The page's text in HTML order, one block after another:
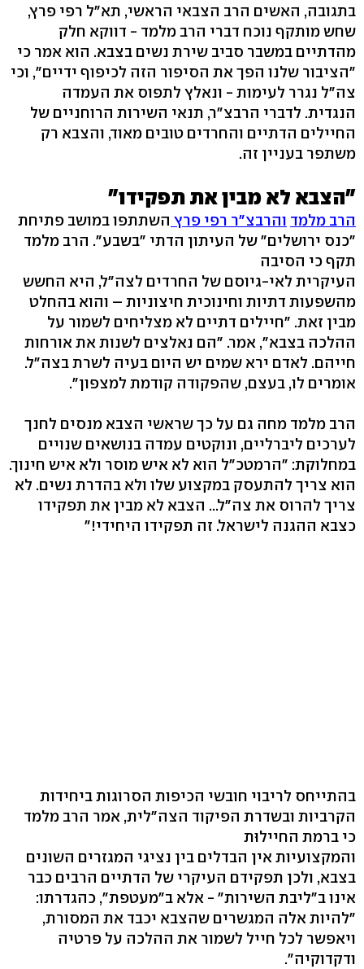
בתגובה, האשים הרב הצבאי הראשי, תא"ל רפי פרץ,
שחש מותקף נוכח דברי הרב מלמד - דווקא חלק
מהדתיים במשבר סביב שירת נשים בצבא. הוא אמר כי
"הציבור שלנו הפך את הסיפור הזה לכיפוף ידיים", וכי
צה"ל נגרר לעימות - ונאלץ לתפוס את העמדה
הנגדית. לדברי הרבצ"ר, תנאי השירות הרוחניים של
החיילים הדתיים והחרדים טובים מאוד, והצבא רק
משתפר בעניין זה.
"הצבא לא מבין את תפקידו"
הרב מלמד והרבצ"ר רפי פרץ השתתפו במושב פתיחת
"כנס ירושלים" של העיתון הדתי "בשבע". הרב מלמד
תקף כי הסיבה
העיקרית לאי-גיוסם של החרדים לצה"ל, היא החשש
מהשפעות דתיות וחינוכית חיצוניות – והוא בהחלט
מבין זאת. "חיילים דתיים לא מצליחים לשמור על
ההלכה בצבא", אמר. "הם נאלצים לשנות את אורחות
חייהם. לאדם ירא שמים יש היום בעיה לשרת בצה"ל.
אומרים לו, בעצם, שהפקודה קודמת למצפון".
הרב מלמד מחה גם על כך שראשי הצבא מנסים לחנך
לערכים ליברליים, ונוקטים עמדה בנושאים שנויים
במחלוקת: "הרמטכ"ל הוא לא איש מוסר ולא איש חינוך.
הוא צריך להתעסק במקצוע שלו ולא בהדרת נשים. לא
צריך להרוס את צה"ל... הצבא לא מבין את תפקידו
כצבא ההגנה לישראל. זה תפקידו היחידי!"
בהתייחס לריבוי חובשי הכיפות הסרוגות ביחידות
הקרביות ובשדרת הפיקוד הצה"לית, אמר הרב מלמד
כי ברמת החיילוּת
והמקצועיות אין הבדלים בין נציגי המגזרים השונים
בצבא, ולכן תפקידם העיקרי של הדתיים הרבים כבר
אינו ב"ליבת השירות" - אלא ב"מעטפת", כהגדרתו:
"להיות אלה המגשרים שהצבא יכבד את המסורת,
ויאפשר לכל חייל לשמור את ההלכה על פרטיה
ודקדוקיה".